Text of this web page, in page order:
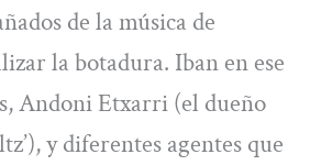
de la música de
la botadura. Iban en ese
Andoni Etxarri (el dueño
y diferentes agentes que